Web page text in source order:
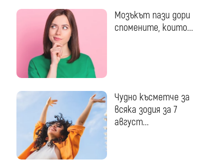
Мозъкът пази дори
спомените, които...
Чудно късметче за
всяка зодия за 7
август...